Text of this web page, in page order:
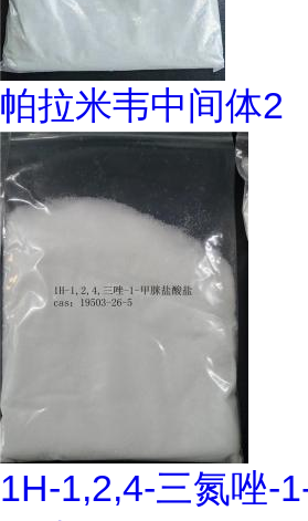
帕拉米韦中间体2
1H-1,2,4-三氮唑-